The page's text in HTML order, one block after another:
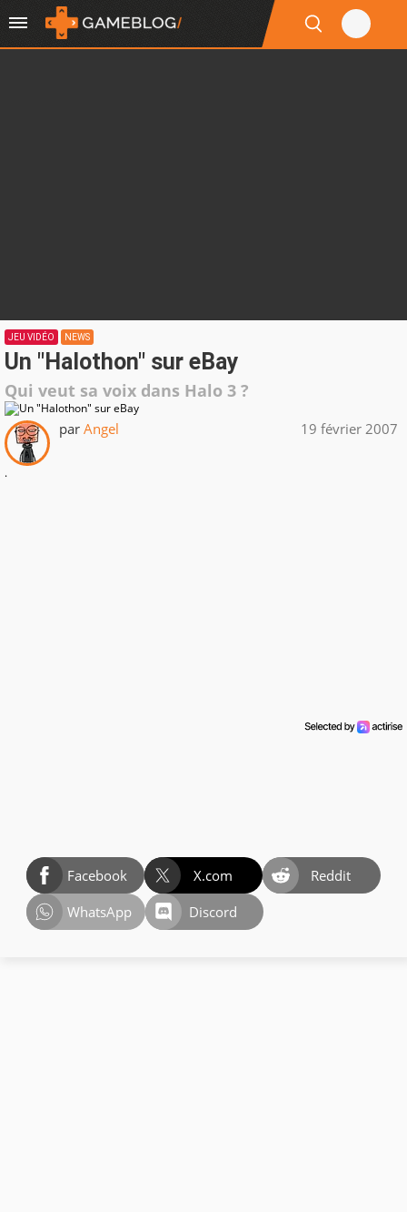
JEU VIDÉO NEWS
Un "Halothon" sur eBay
Qui veut sa voix dans Halo 3 ?
par Angel 19 février 2007
.
Facebook X.com
Reddit
WhatsApp
Discord